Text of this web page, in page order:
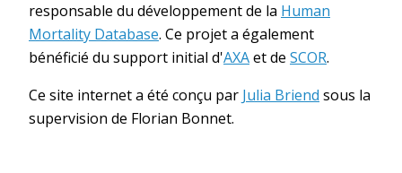
responsable du développement de la Human
Mortality Database. Ce projet a également
bénéficié du support initial d'AXAet de SCOR.
Ce site internet a été conçu par Julia Briend sous la
supervision de Florian Bonnet.